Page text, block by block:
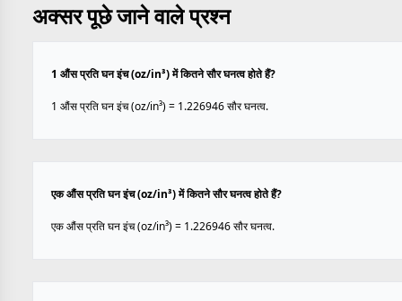
अक्सर पूछे जाने वाले प्रश्न
1 औंस प्रति घन इंच (oz/in³) में कितने सौर घनत्व होते हैं?
1 औंस प्रति घन इंच (oz/in³) = 1.226946 सौर घनत्व.
एक औंस प्रति घन इंच (oz/in³) में कितने सौर घनत्व होते हैं?
एक औंस प्रति घन इंच (oz/in³) = 1.226946 सौर घनत्व.